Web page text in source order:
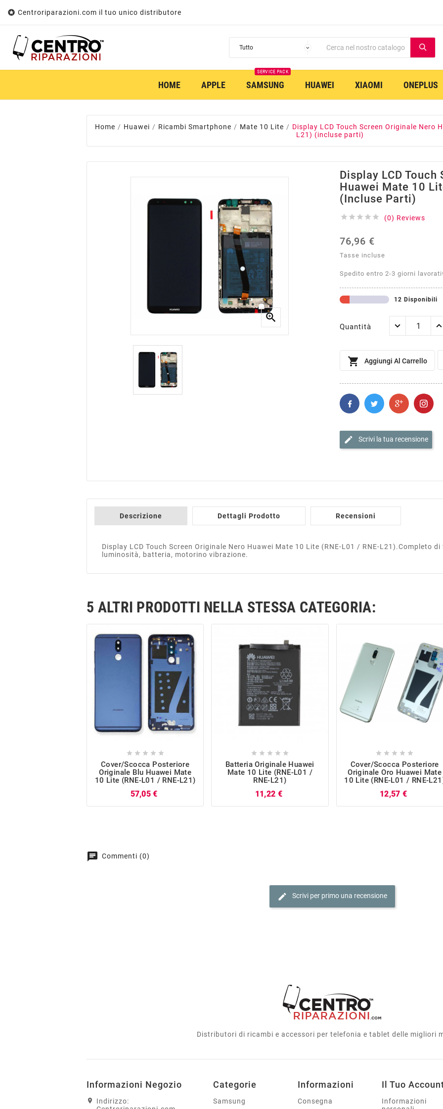
 Centroriparazioni.com il tuo unico distributore
HOME APPLE SAMSUNG
SERVICE PACK
HUAWEI XIAOMI ONEPLUS
Home Huawei Ricambi Smartphone Mate 10 Lite
Display LCD Touch Screen Originale Nero
L21) (incluse parti)

Display LCD
Huawei Mate 10
(incluse Parti)
     (0) Reviews
76,96 €
Tasse incluse
Spedito entro 2-3 giorni
12 Disponibili
Quantità
 Aggiungi Al Carrello
edit Scrivi la tua recensione
Descrizione Dettagli Prodotto Recensioni
Display LCD Touch Screen Originale Nero Huawei Mate 10 Lite (RNE-L01 / RNE-L21).Completo
luminosità, batteria, motorino vibrazione.
5 ALTRI PRODOTTI NELLA STESSA CATEGORIA:
    
Cover/Scocca Posteriore
Originale Blu Huawei Mate
10 Lite (RNE-L01 / RNE-L21)
57,05 €
    
Batteria Originale Huawei
Mate 10 Lite (RNE-L01 /
RNE-L21)
11,22 €
    
Cover/Scocca Posteriore
Originale Oro Huawei Mate
10 Lite (RNE-L01 / RNE-
12,57 €
chat Commenti (0)
edit Scrivi per primo una recensione
Distributori di ricambi e accessori per telefonia e tablet delle migliori
Informazioni Negozio
Indirizzo:
Categorie
Samsung
Informazioni
Consegna
Il Tuo
Informazioni